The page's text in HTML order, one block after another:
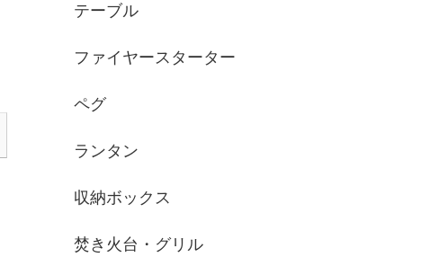
テーブル
ファイヤースターター
ペグ
ランタン
収納ボックス
焚き火台・グリル